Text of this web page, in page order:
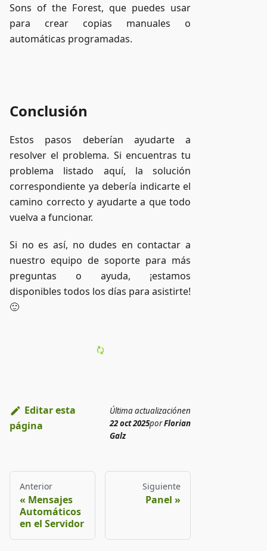
Sons of the Forest, que puedes usar
para crear copias manuales o
automáticas programadas.
Conclusión
Estos pasos deberían ayudarte a
resolver el problema. Si encuentras tu
problema listado aquí, la solución
correspondiente ya debería indicarte el
camino correcto y ayudarte a que todo
vuelva a funcionar.
Si no es así, no dudes en contactar a
nuestro equipo de soporte para más
preguntas o ayuda, ¡estamos
disponibles todos los días para asistirte!
🙂
Editar esta
página
Última actualizaciónen
22 oct 2025porFlorian
Galz
Anterior
Mensajes
Automáticos
en el Servidor
Siguiente
Panel